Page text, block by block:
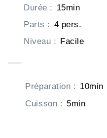
Durée : 15min
Parts : 4 pers.
Niveau : Facile
Préparation : 10min
Cuisson : 5min